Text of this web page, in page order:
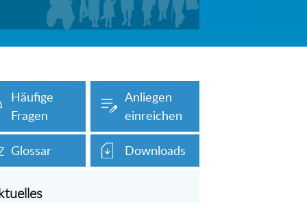
Häufige
Fragen
Anliegen
einreichen
Glossar Downloads